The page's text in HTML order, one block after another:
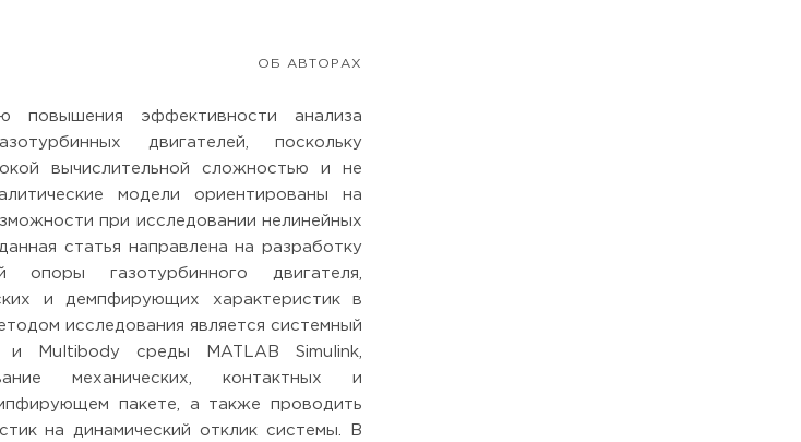
ОБ АВТОРАХ
повышения эффективности анализа
двигателей, поскольку
вычислительной сложностью и не
модели ориентированы на
при исследовании нелинейных
статья направлена на разработку
опоры газотурбинного двигателя,
и демпфирующих характеристик в
исследования является системный
и Multibody среды MATLAB Simulink,
механических, контактных и
пакете, а также проводить
на динамический отклик системы. В